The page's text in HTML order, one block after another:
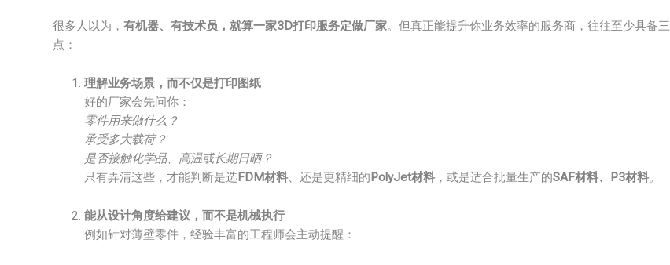
很多人以为， 有机器、有技术员，就算一家3D打印服务定做厂家。但真正能提升你业务效率的服务商，往往至少具备三
点：
理解业务场景，而不仅是打印图纸
好的厂家会先问你：
零件用来做什么？
承受多大载荷？
是否接触化学品、高温或长期日晒？
只有弄清这些，才能判断是选FDM材料、还是更精细的PolyJet材料 ，或是适合批量生产的SAF材料、P3材料。
能从设计角度给建议，而不是机械执行
例如针对薄壁零件，经验丰富的工程师会主动提醒：